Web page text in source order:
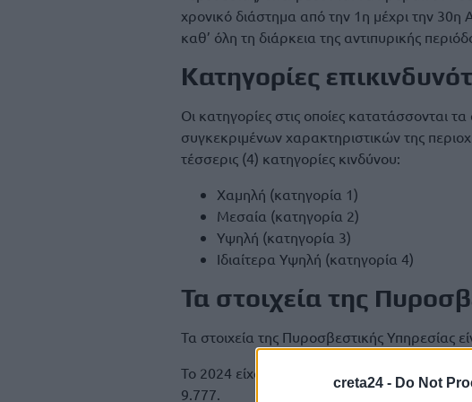
creta24 - Do Not
χρονικό διάστημα από την 1η μέχρι την 30η
καθ’ όλη τη διάρκεια της αντιπυρικής
Κατηγορίες
Οι κατηγορίες στις οποίες κατατάσσονται
συγκεκριμένων χαρακτηριστικών της
τέσσερις (4) κατηγορίες κινδύνου:
Χαμηλή (κατηγορία 1)
Μεσαία (κατηγορία 2)
Υψηλή (κατηγορία 3)
Ιδιαίτερα Υψηλή (κατηγορία 4)
Τα στοιχεία της
Τα στοιχεία της Πυροσβεστικής Υπηρεσίας
Το 2024 είχαμε 1.520 αγροτοδασικές
9.777.